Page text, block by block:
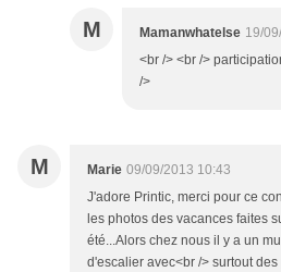
M Mamanwhatelse 19/
<br /> <br />
/>
M Marie 09/09/2013 10:43
J'adore Printic, merci pour ce
les photos des vacances faites
été...Alors chez nous il y a un
d'escalier avec<br /> surtout